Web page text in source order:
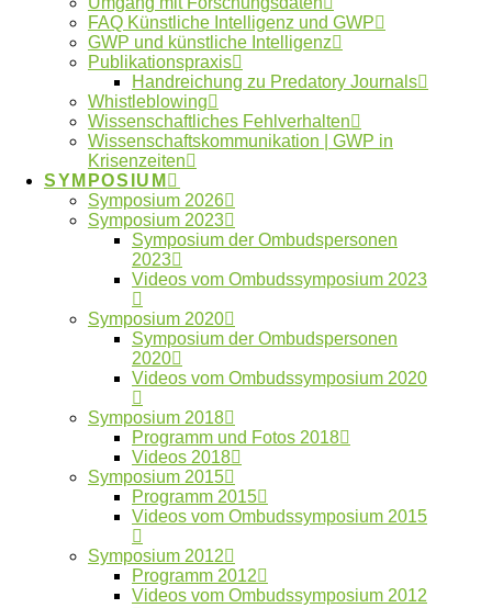
FAQ Künstliche Intelligenz und GWP
GWP und künstliche Intelligenz
Publikationspraxis
Handreichung zu Predatory Journals
Whistleblowing
Wissenschaftliches Fehlverhalten
Wissenschaftskommunikation | GWP in
Krisenzeiten
SYMPOSIUM
Symposium 2026
Symposium 2023
Symposium der Ombudspersonen
2023
Videos vom Ombudssymposium 2023
Symposium 2020
Symposium der Ombudspersonen
2020
Videos vom Ombudssymposium 2020
Symposium 2018
Programm und Fotos 2018
Videos 2018
Symposium 2015
Programm 2015
Videos vom Ombudssymposium 2015
Symposium 2012
Programm 2012
Videos vom Ombudssymposium 2012
Publikationspraxis Verlage Vertraulichkeit
Whistleblower
Neueste Artikel
Beitrag im Laborjournal zur Fehlerkultur in der
Wissenschaft
Anmeldung digitaler Workshoptag 2026
Anmeldung digitaler Workshoptag 2026
Jahresbericht 2025 des OWID online
Athens Statement: Empfehlungen für
verantwortungsbewusste transdisziplinäre
Forschung veröffentlicht
Impressum
Datenschutzerklärung
Made with ❤︎ bygalaniprojects GmbH © 2026